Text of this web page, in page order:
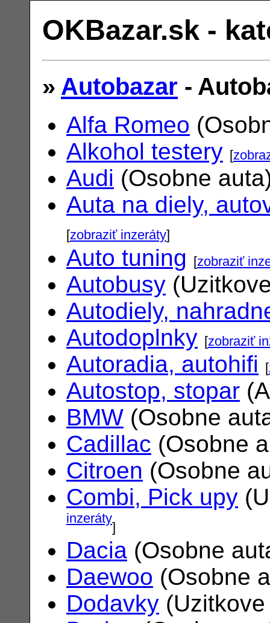
OKBazar.sk -
» Autobazar -
Alfa Romeo
Alkohol testery [
Audi (Osobne
Auta na diely,
[zobraziť inzeráty]
Auto tuning [zobraziť
Autobusy
Autodiely,
Autodoplnky [zobraziť
Autoradia, autohifi [
Autostop, stopar
BMW (Osobne
Cadillac (Osobne
Citroen (Osobne
Combi, Pick upy
inzeráty]
Dacia (Osobne
Daewoo (Osobne
Dodavky